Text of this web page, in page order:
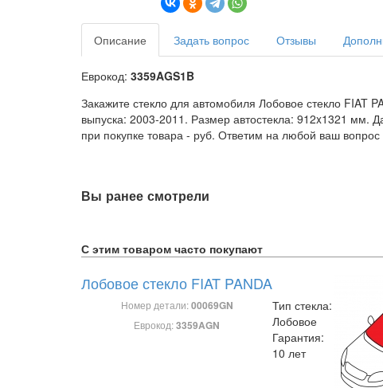
Описание Задать вопрос Отзывы
Еврокод: 3359AGS1B
Закажите стекло для автомобиля Лобовое стекло FIAT
выпуска: 2003-2011. Размер автостекла: 912x1321 мм.
при покупке товара - руб. Ответим на любой ваш
Вы ранее смотрели
С этим товаром часто покупают
Лобовое стекло FIAT PANDA
Номер детали:00069GN
Еврокод:3359AGN
Тип стекла:
Лобовое
Гарантия:
10 лет